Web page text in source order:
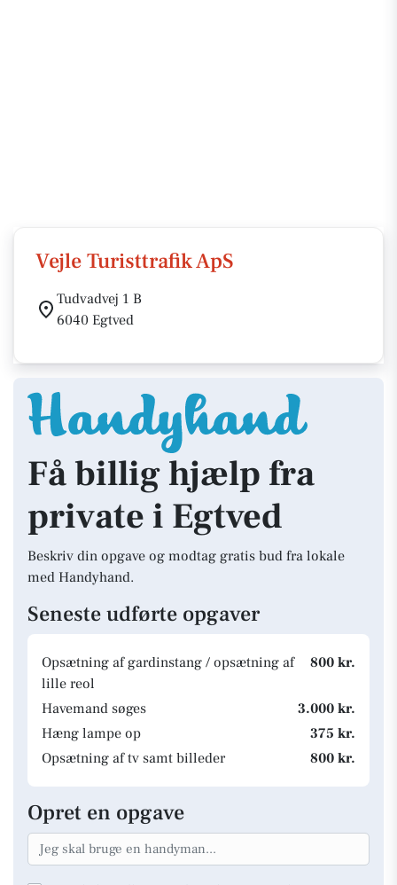
Vejle Turisttrafik ApS
Tudvadvej 1 B
6040 Egtved
Få billig hjælp fra
private i Egtved
Beskriv din opgave og modtag gratis bud fra lokale
med Handyhand.
Seneste udførte opgaver
Opsætning af gardinstang / opsætning af
lille reol
800 kr.
Havemand søges
3.000 kr.
Hæng lampe op
375 kr.
Opsætning af tv samt billeder
800 kr.
Opret en opgave